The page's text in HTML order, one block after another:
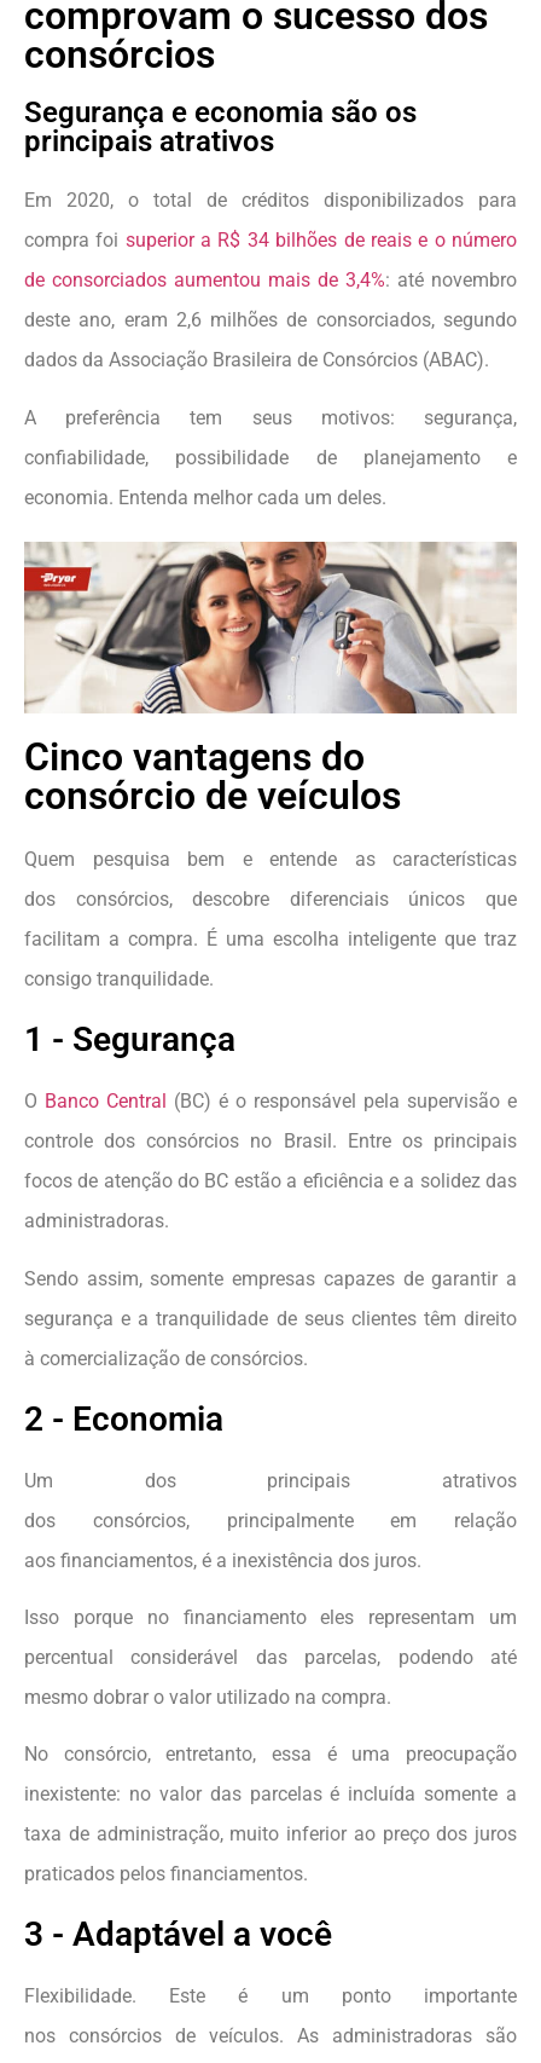
comprovam o sucesso dos
consórcios
Segurança e economia são os
principais atrativos
Em 2020, o total de créditos disponibilizados para
compra foi superior a R$ 34 bilhões de reais e o número
de consorciados aumentou mais de 3,4%: até novembro
deste ano, eram 2,6 milhões de consorciados, segundo
dados da Associação Brasileira de Consórcios (ABAC).
A preferência tem seus motivos: segurança,
confiabilidade, possibilidade de planejamento e
economia. Entenda melhor cada um deles.
Cinco vantagens do
consórcio de veículos
Quem pesquisa bem e entende as características
dos consórcios, descobre diferenciais únicos que
facilitam a compra. É uma escolha inteligente que traz
consigo tranquilidade.
1 - Segurança
O Banco Central (BC) é o responsável pela supervisão e
controle dos consórcios no Brasil. Entre os principais
focos de atenção do BC estão a eficiência e a solidez das
administradoras.
Sendo assim, somente empresas capazes de garantir a
segurança e a tranquilidade de seus clientes têm direito
à comercialização de consórcios.
2 - Economia
Um dos principais atrativos
dos consórcios, principalmente em relação
aos financiamentos, é a inexistência dos juros.
Isso porque no financiamento eles representam um
percentual considerável das parcelas, podendo até
mesmo dobrar o valor utilizado na compra.
No consórcio, entretanto, essa é uma preocupação
inexistente: no valor das parcelas é incluída somente a
taxa de administração, muito inferior ao preço dos juros
praticados pelos financiamentos.
3 - Adaptável a você
Flexibilidade. Este é um ponto importante
nos consórcios de veículos. As administradoras são